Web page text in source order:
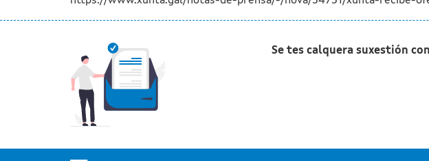
Se tes calquera suxestión